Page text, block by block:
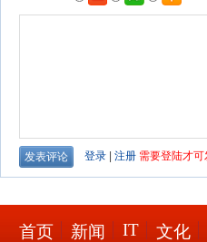
首页 新闻 IT 文化